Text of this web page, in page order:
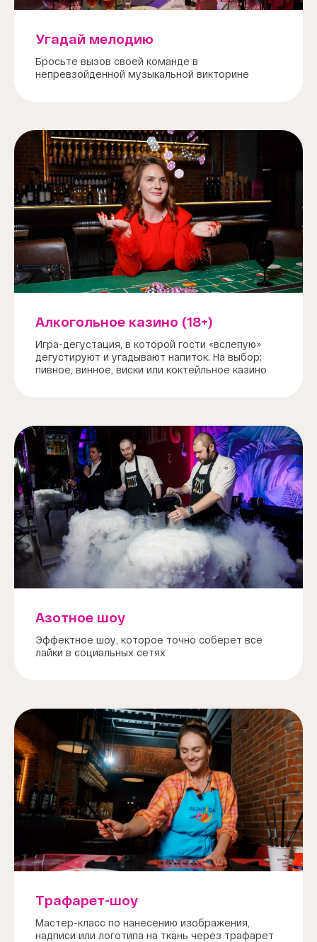
Угадай мелодию
Бросьте вызов своей команде в
непревзойденной музыкальной викторине
Алкогольное казино (18+)
Игра-дегустация, в которой гости «вслепую»
дегустируют и угадывают напиток. На выбор:
пивное, винное, виски или коктейльное казино
Азотное шоу
Эффектное шоу, которое точно соберет все
лайки в социальных сетях
Трафарет-шоу
Мастер-класс по нанесению изображения,
надписи или логотипа на ткань через трафарет